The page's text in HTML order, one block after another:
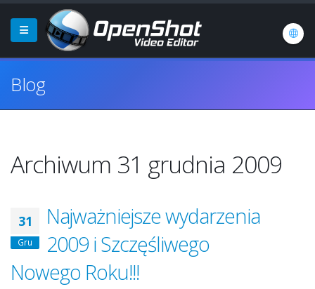
Blog
Archiwum 31 grudnia 2009
31
Gru
Najważniejsze wydarzenia
2009 i Szczęśliwego
Nowego Roku!!!